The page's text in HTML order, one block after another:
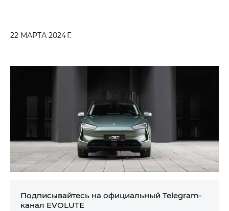
22 МАРТА 2024 Г.
Подписывайтесь на официальный Telegram-
канал EVOLUTE